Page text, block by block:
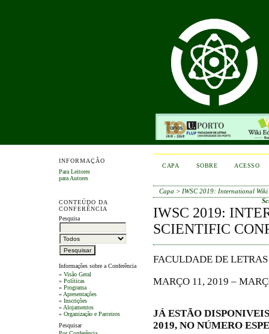
INFORMAÇÃO
Para Leitores
para Autores
CONTEÚDO DA
CONFERÊNCIA
Pesquisa
Informações sobre a Conferência
» Visão Geral
» Políticas
» Programa
» Apresentações
» Inscrições
» Alojamentos
» Organização e Parceiros
Pesquisar
CAPA SOBRE
ACESSO
Capa > IWSC 2019: International Wiki
IWSC 2019:
SCIENTIFIC
FACULDADE DE
MARÇO 11, 2019 –
JÁ ESTÃO
2019, NO NÚMERO